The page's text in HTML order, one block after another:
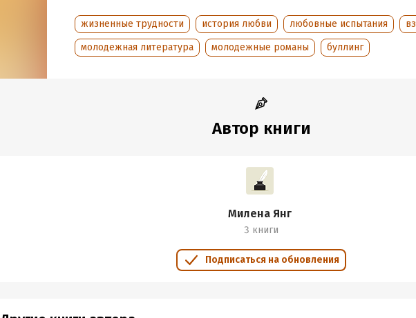
Подробная информация
Дата написания:1 января 2021
ISBN (EAN):9785171421328
жизненные трудности история любви любовные испытания
молодежная литература
молодежные романы буллинг
Автор книги
Милена Янг
3 книги
Подписаться на обновления